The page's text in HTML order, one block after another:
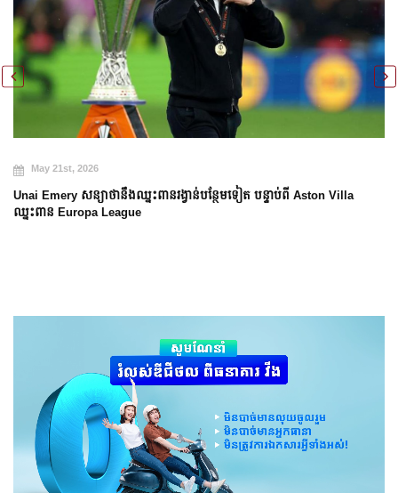
May 20th, 2026
Arsenal បញ្ចប់ការរង់ចាំ ២២ ឆ្នាំ ដើម្បីឈ្នះពាន Premier League